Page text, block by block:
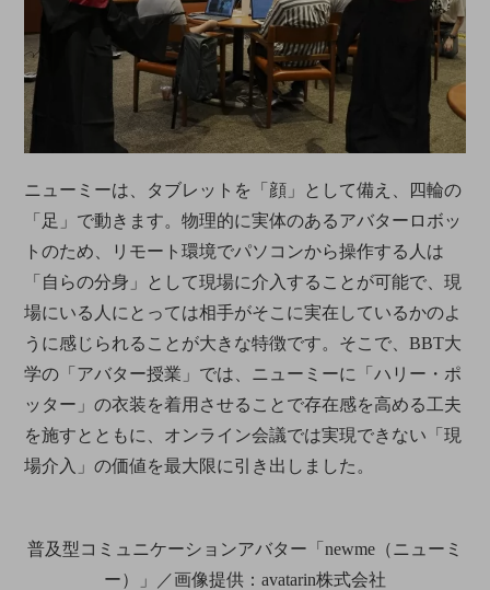
ニューミーは、タブレットを「顔」として備え、四輪の
「足」で動きます。物理的に実体のあるアバターロボッ
トのため、リモート環境でパソコンから操作する人は
「自らの分身」として現場に介入することが可能で、現
場にいる人にとっては相手がそこに実在しているかのよ
うに感じられることが大きな特徴です。そこで、BBT大
学の「アバター授業」では、ニューミーに「ハリー・ポ
ッター」の衣装を着用させることで存在感を高める工夫
を施すとともに、オンライン会議では実現できない「現
場介入」の価値を最大限に引き出しました。
普及型コミュニケーションアバター「newme（ニューミ
ー）」／画像提供：avatarin株式会社